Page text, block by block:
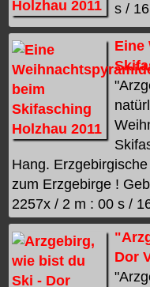
s /
Eine
Hang.
zum Erzgebirge !
2257x / 2 m : 00 s /
Dor